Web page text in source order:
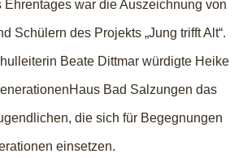
Ehrentages war die Auszeichnung von
Schülern des Projekts „Jung trifft Alt“.
Beate Dittmar würdigte Heike
Bad Salzungen das
die sich für Begegnungen
einsetzen.